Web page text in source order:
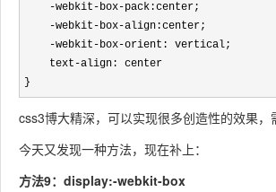
-webkit-box-pack:center;
-webkit-box-align:center;
-webkit-box-orient: vertical;
    text
-align: center
}
css3博大精深，可以实现很多创造性的效果，
今天又发现一种方法，现在补上：
方法9：display:-webkit-box